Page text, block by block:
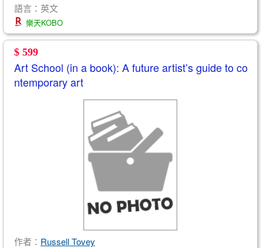
語言：英文
樂天KOBO
$ 599
Art School (in a book): A future artist’s guide to co
ntemporary art
作者： Russell Tovey